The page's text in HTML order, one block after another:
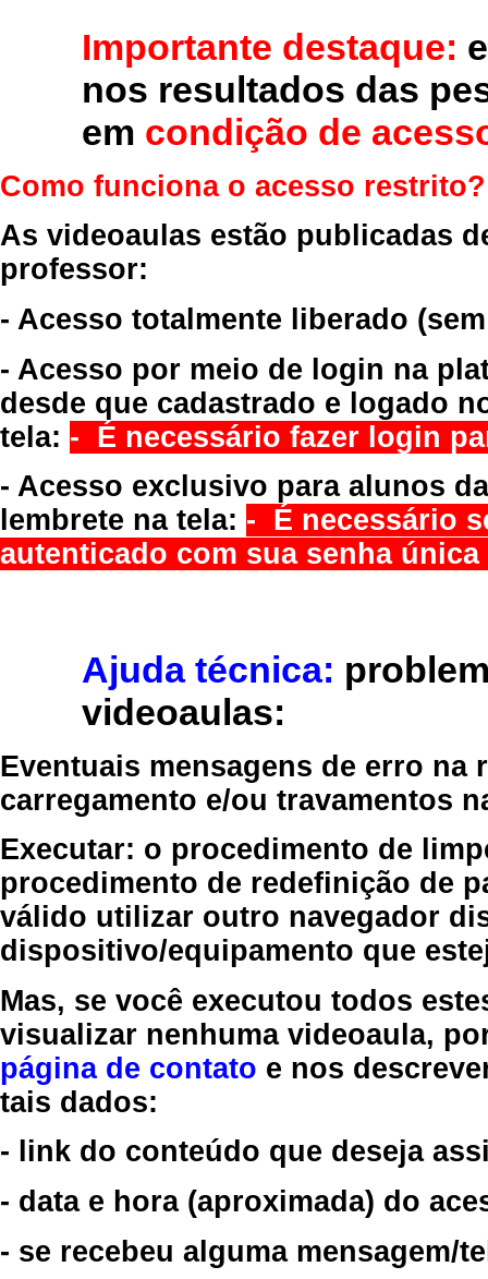
Importante destaque:
nos resultados das
em condição de
Como funciona o acesso restrito?
As videoaulas estão publicadas
professor:
- Acesso totalmente liberado
- Acesso por meio de login na
desde que cadastrado e logado
tela: - É necessário fazer login
- Acesso exclusivo para alunos
lembrete na tela: - É necessário
autenticado com sua senha
Ajuda técnica:
videoaulas:
Eventuais mensagens de erro
carregamento e/ou travamentos
Executar: o procedimento de
procedimento de redefinição de
válido utilizar outro navegador
dispositivo/equipamento que
Mas, se você executou todos
visualizar nenhuma videoaula,
página de contato e nos
tais dados:
- link do conteúdo que deseja
- data e hora (aproximada) do
- se recebeu alguma mensagem/